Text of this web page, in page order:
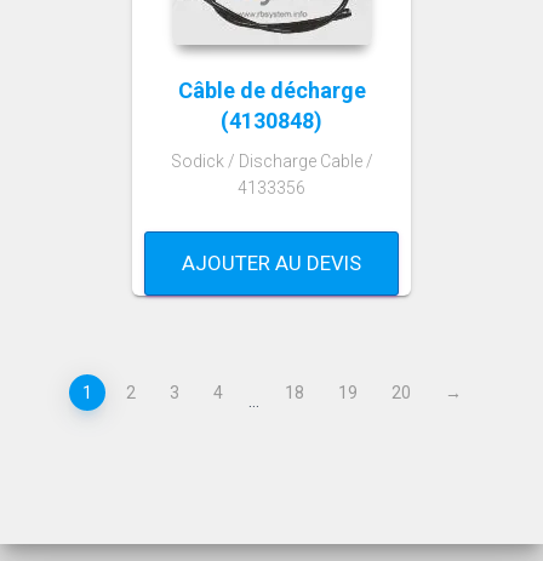
Câble de décharge
(4130848)
Sodick / Discharge Cable /
4133356
AJOUTER AU DEVIS
1 2 3 4 18 19 20 →